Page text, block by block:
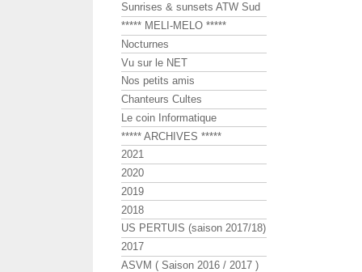
Sunrises & sunsets ATW Sud
***** MELI-MELO *****
Nocturnes
Vu sur le NET
Nos petits amis
Chanteurs Cultes
Le coin Informatique
***** ARCHIVES *****
2021
2020
2019
2018
US PERTUIS (saison 2017/18)
2017
ASVM ( Saison 2016 / 2017 )